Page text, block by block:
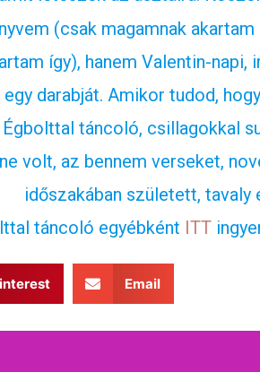
(csak magamnak
így), hanem Valentin-
darabját. Amikor tudod,
táncoló, csillagokkal
volt, az bennem verseket,
időszakában született, tavaly
táncoló egyébként ITT
Email